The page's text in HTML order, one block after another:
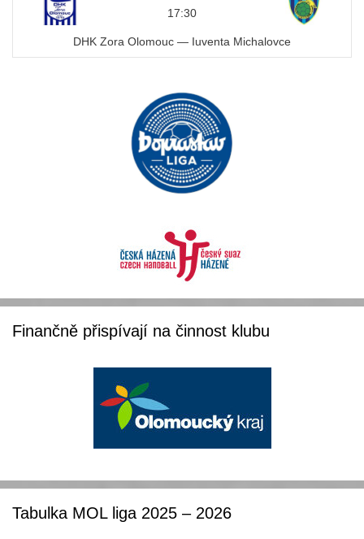
17:30
DHK Zora Olomouc — Iuventa Michalovce
Finančně přispívají na činnost klubu
Tabulka MOL liga 2025 – 2026